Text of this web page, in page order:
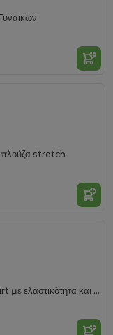
stretch
Ανδρικό βαμβακερό T-shirt με ελαστικότητα και λαιμόκοψη V